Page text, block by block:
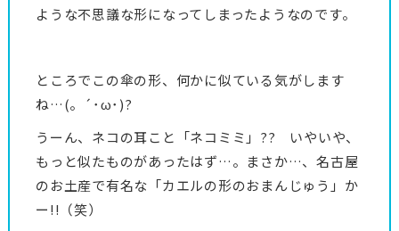
ような不思議な形になってしまったようなのです。
ところでこの傘の形、何かに似ている気がします
ね…(。´･ω･)?
うーん、ネコの耳こと「ネコミミ」?? いやいや、
もっと似たものがあったはず…。まさか…、名古屋
のお土産で有名な「カエルの形のおまんじゅう」か
ー!!（笑）